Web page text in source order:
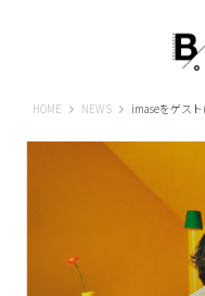
HOME B-PASS ONLINE
NEWS imaseをゲス